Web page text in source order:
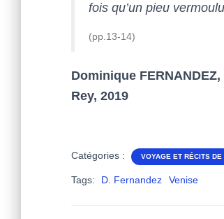
fois qu’un pieu
(pp.13-14)
Dominique FERNANDEZ,
Rey, 2019
Catégories : VOYAGE ET RÉCITS DE
Tags: D. Fernandez Venise